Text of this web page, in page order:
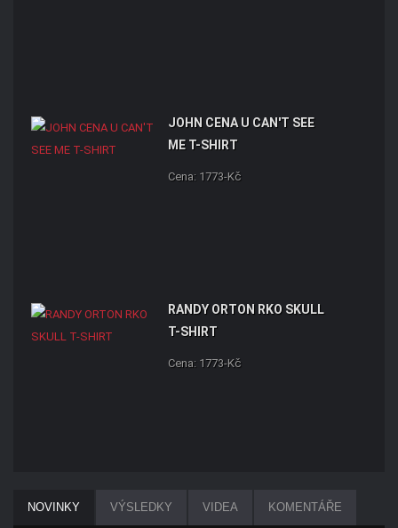
JOHN CENA U CAN'T SEE
ME T-SHIRT
Cena: 1773-Kč
RANDY ORTON RKO SKULL
T-SHIRT
Cena: 1773-Kč
NOVINKY VÝSLEDKY VIDEA KOMENTÁŘE